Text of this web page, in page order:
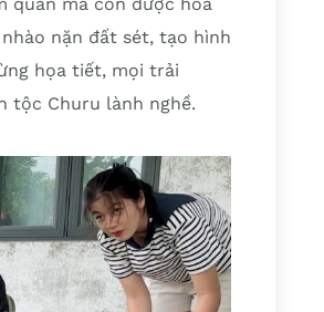
nặn đất sét, tạo hình
họa tiết, mọi trải
tộc Churu lành nghề.